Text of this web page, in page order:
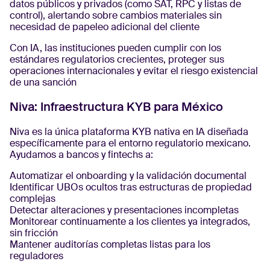
datos públicos y privados (como SAT, RPC y listas de
control), alertando sobre cambios materiales sin
necesidad de papeleo adicional del cliente
Con IA, las instituciones pueden cumplir con los
estándares regulatorios crecientes, proteger sus
operaciones internacionales y evitar el riesgo existencial
de una sanción
Niva: Infraestructura KYB para México
Niva es la única plataforma KYB nativa en IA diseñada
específicamente para el entorno regulatorio mexicano.
Ayudamos a bancos y fintechs a:
Automatizar el onboarding y la validación documental
Identificar UBOs ocultos tras estructuras de propiedad
complejas
Detectar alteraciones y presentaciones incompletas
Monitorear continuamente a los clientes ya integrados,
sin fricción
Mantener auditorías completas listas para los
reguladores